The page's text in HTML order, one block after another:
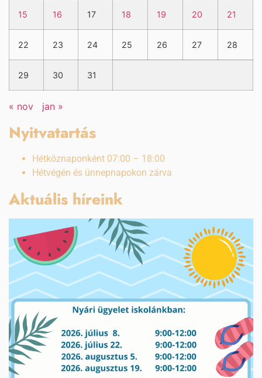
15 16 17 18 19 20 21
22 23 24 25 26 27 28
29 30 31
« nov jan »
Nyitvatartás
Hétköznaponként 07:00 – 18:00
Hétvégén és ünnepnapokon zárva
Aktuális híreink